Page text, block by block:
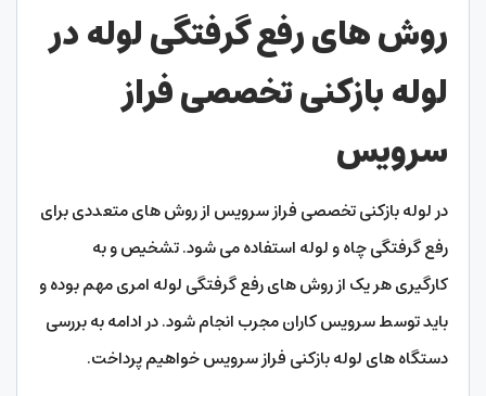
روش‌ های رفع گرفتگی لوله در
لوله بازکنی تخصصی فراز
سرویس
در لوله بازکنی تخصصی فراز سرویس از روش‌ های متعددی برای
رفع گرفتگی چاه و لوله استفاده می‌ شود. تشخیص و به‌
کارگیری هر یک از روش‌ های رفع گرفتگی لوله امری مهم بوده و
باید توسط سرویس کاران مجرب انجام شود. در ادامه به بررسی
دستگاه‌ های لوله بازکنی فراز سرویس خواهیم پرداخت.